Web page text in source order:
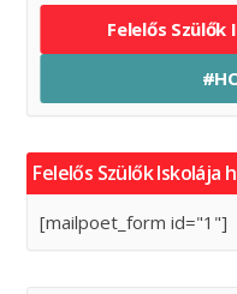
Felelős
Felelős Szülők Iskolája
[mailpoet_form id="1"]